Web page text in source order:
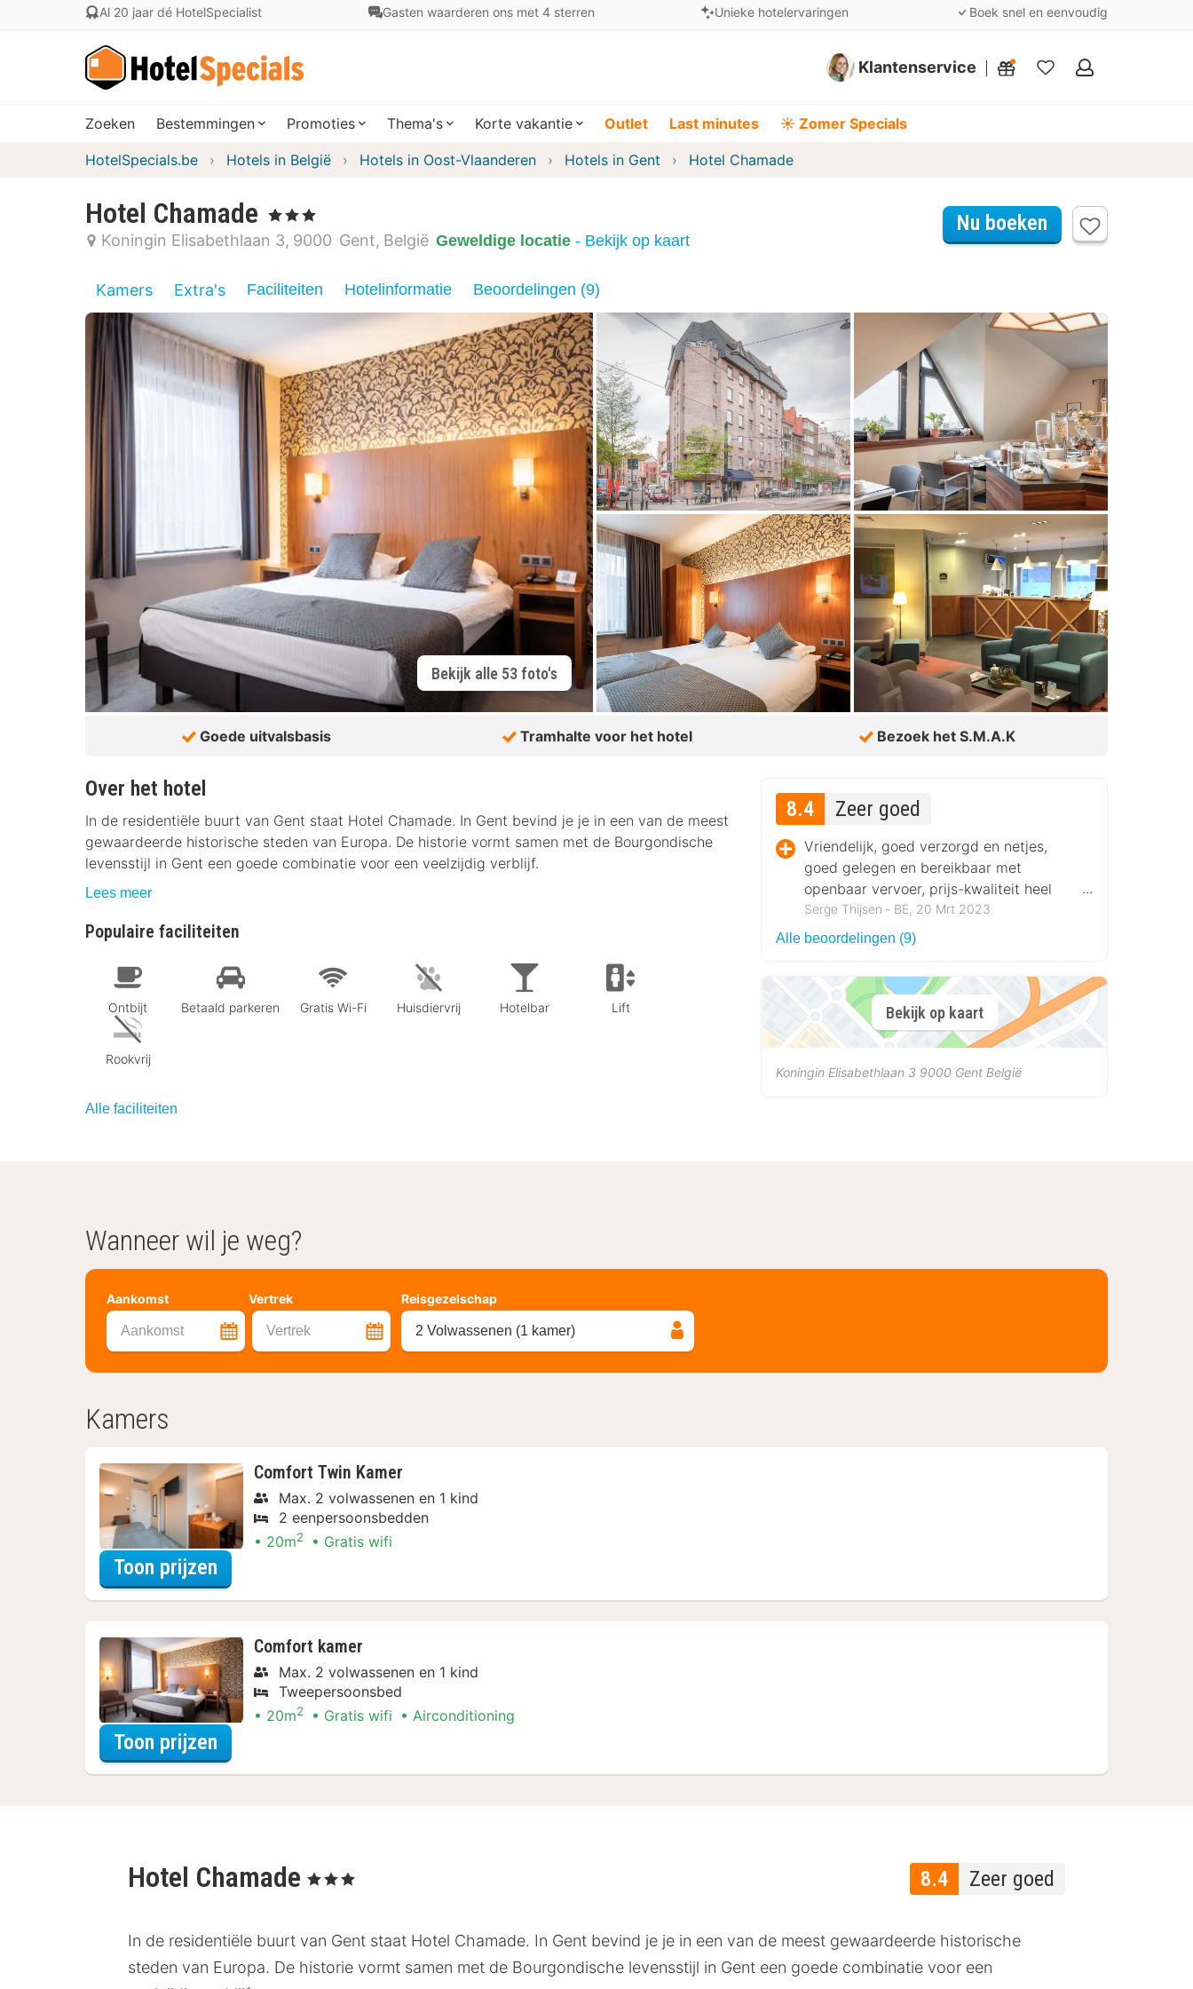
Al 20 jaar dé HotelSpecialist Gasten waarderen ons met 4 sterren Unieke hotelervaringen Boek snel en eenvoudig
Klantenservice
Mijn
Zoeken Bestemmingen Promoties Thema's Korte vakantie Outlet Last minutes ☀️ Zomer Specials
HotelSpecials.be Hotels in België Hotels in Oost-Vlaanderen Hotels in Gent Hotel Chamade
Hotel Chamade , 3 Sterren
Koningin Elisabethlaan 3 9000 Gent België Geweldige locatie - Bekijk op kaart
Nu boeken
Kamers Extra's Faciliteiten Hotelinformatie Beoordelingen (9)
Bekijk alle 53 foto's
Goede uitvalsbasis Tramhalte voor het hotel Bezoek het S.M.A.K
Over het hotel
In de residentiële buurt van Gent staat Hotel Chamade. In Gent bevind je je in een van de meest
gewaardeerde historische steden van Europa. De historie vormt samen met de Bourgondische
levensstijl in Gent een goede combinatie voor een veelzijdig verblijf.
Lees meer
Populaire faciliteiten
Ontbijt Betaald parkeren Gratis Wi-Fi Huisdiervrij Hotelbar Lift
Rookvrij
Alle faciliteiten
8.4 Zeer goed
Vriendelijk, goed verzorgd en netjes,
goed gelegen en bereikbaar met
openbaar vervoer, prijs-kwaliteit heel
gunstig.
Serge Thijsen ‐ BE, 20 Mrt 2023
Alle beoordelingen (9)
Bekijk op kaart
Koningin Elisabethlaan 3 9000 Gent België
Wanneer wil je weg?
Aankomst Vertrek
Aankomst Vertrek
Reisgezelschap
2 Volwassenen (1 kamer)
Kamers
Comfort Twin Kamer
Max. 2 volwassenen en 1 kind
2 eenpersoonsbedden
20m2 Gratis wifi
Toon prijzen
Comfort kamer
Max. 2 volwassenen en 1 kind
Tweepersoonsbed
20m2 Gratis wifi Airconditioning
Toon prijzen
8.4 Zeer goed
Hotel Chamade , 3 Sterren
In de residentiële buurt van Gent staat Hotel Chamade. In Gent bevind je je in een van de meest gewaardeerde historische
steden van Europa. De historie vormt samen met de Bourgondische levensstijl in Gent een goede combinatie voor een